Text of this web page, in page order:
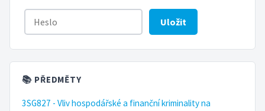
Uložit
📚 PŘEDMĚTY
3SG827 - Vliv hospodářské a finanční kriminality na